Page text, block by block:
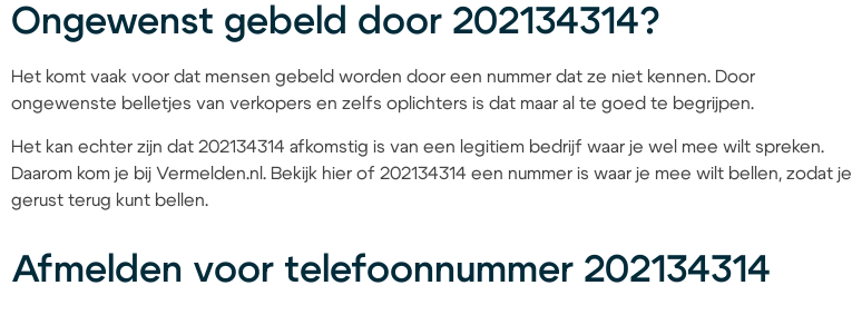
Ongewenst gebeld door 202134314?
Het komt vaak voor dat mensen gebeld worden door een nummer dat ze niet kennen. Door
ongewenste belletjes van verkopers en zelfs oplichters is dat maar al te goed te begrijpen.
Het kan echter zijn dat 202134314 afkomstig is van een legitiem bedrijf waar je wel mee wilt spreken.
Daarom kom je bij Vermelden.nl. Bekijk hier of 202134314 een nummer is waar je mee wilt bellen, zodat je
gerust terug kunt bellen.
Afmelden voor telefoonnummer 202134314